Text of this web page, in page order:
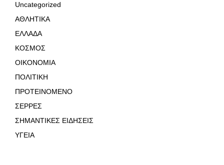
Uncategorized
ΑΘΛΗΤΙΚΑ
ΕΛΛΑΔΑ
ΚΟΣΜΟΣ
ΟΙΚΟΝΟΜΙΑ
ΠΟΛΙΤΙΚΗ
ΠΡΟΤΕΙΝΟΜΕΝΟ
ΣΕΡΡΕΣ
ΣΗΜΑΝΤΙΚΕΣ ΕΙΔΗΣΕΙΣ
ΥΓΕΙΑ